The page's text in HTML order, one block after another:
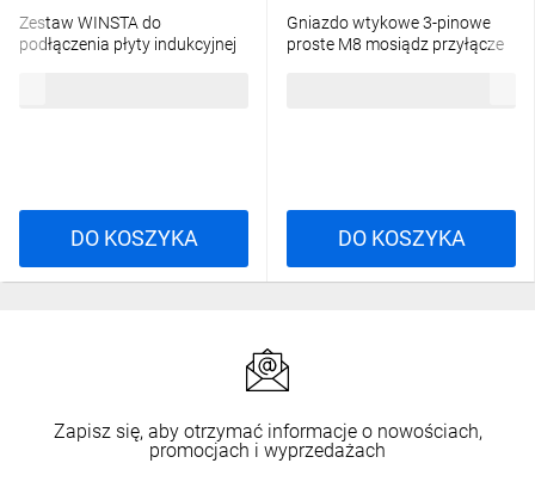
Zestaw WINSTA do
podłączenia płyty indukcyjnej
DO KOSZYKA
Gniazdo wtykowe 3-pinowe
proste M8 mosiądz przyłącze
DO KOSZYKA
Zapisz się, aby otrzymać informacje o nowościach,
promocjach i wyprzedażach